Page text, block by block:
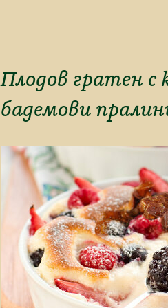
Плодов гратен с
бадемови